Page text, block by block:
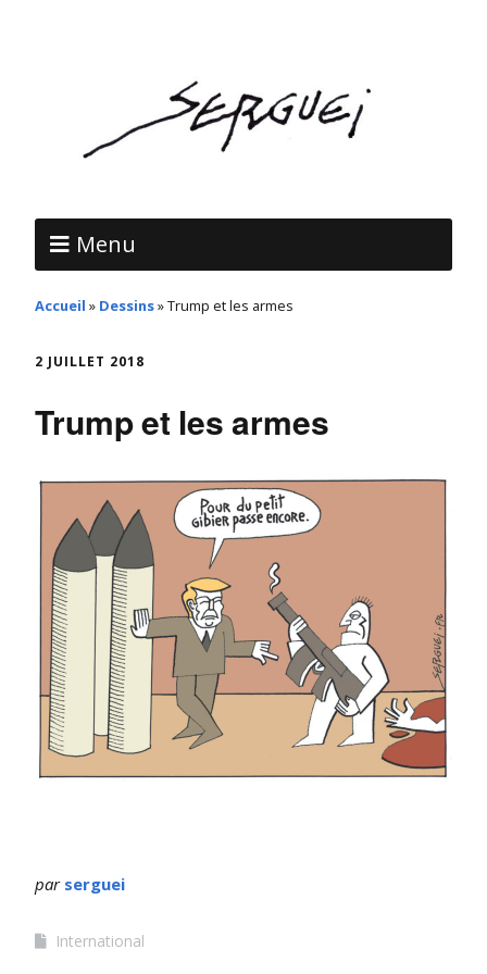
Menu
Accueil » Dessins»Trump et les armes
2 JUILLET 2018
Trump et les armes
par serguei
International